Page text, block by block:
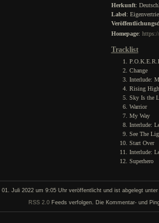
Herkunft:
Label:
Homepage:
Tracklist
Change
Interlude:
Rising High
Sky Is the
Warrior
My Way
Interlude:
See The
Start Over
Interlude:
Superhero
Juli 2022 um 9:05 Uhr veröffentlicht und ist abgelegt unter
RSS 2.0Feeds verfolgen. Die Kommentar- und